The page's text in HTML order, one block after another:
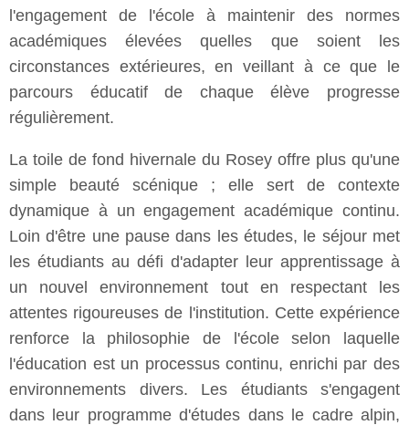
l'engagement de l'école à maintenir des normes
académiques élevées quelles que soient les
circonstances extérieures, en veillant à ce que le
parcours éducatif de chaque élève progresse
régulièrement.
La toile de fond hivernale du Rosey offre plus qu'une
simple beauté scénique ; elle sert de contexte
dynamique à un engagement académique continu.
Loin d'être une pause dans les études, le séjour met
les étudiants au défi d'adapter leur apprentissage à
un nouvel environnement tout en respectant les
attentes rigoureuses de l'institution. Cette expérience
renforce la philosophie de l'école selon laquelle
l'éducation est un processus continu, enrichi par des
environnements divers. Les étudiants s'engagent
dans leur programme d'études dans le cadre alpin,